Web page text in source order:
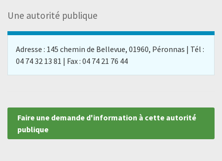
Une autorité publique
Adresse : 145 chemin de Bellevue, 01960, Péronnas | Tél :
04 74 32 13 81 | Fax : 04 74 21 76 44
Faire une demande d'information à cette autorité
publique